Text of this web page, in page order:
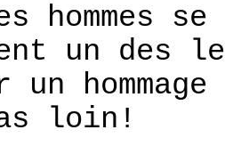
hommes
un des
un
loin!